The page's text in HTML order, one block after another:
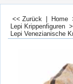
<< Zurück Home
Lepi Krippenfiguren >
Lepi Venezianische